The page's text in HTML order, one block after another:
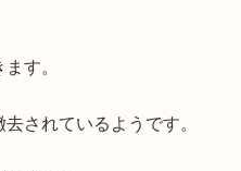
す。
されているようです。